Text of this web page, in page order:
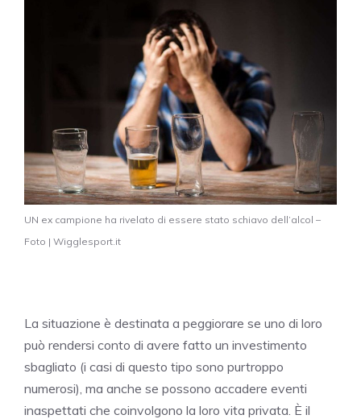
UN ex campione ha rivelato di essere stato schiavo dell’alcol –
Foto | Wigglesport.it
La situazione è destinata a peggiorare se uno di loro
può rendersi conto di avere fatto un investimento
sbagliato (i casi di questo tipo sono purtroppo
numerosi), ma anche se possono accadere eventi
inaspettati che coinvolgono la loro vita privata. È il